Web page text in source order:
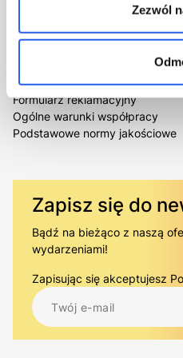
Zezwól
Najczęściej zadawane pytania
Formularz reklamacyjny
Ogólne warunki współpracy
Podstawowe normy jakościowe
Zapisz się do
Bądź na bieżąco z naszą
wydarzeniami!
Zapisując się akceptujesz